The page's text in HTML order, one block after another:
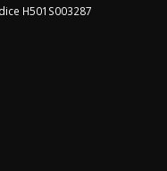
H501S003287